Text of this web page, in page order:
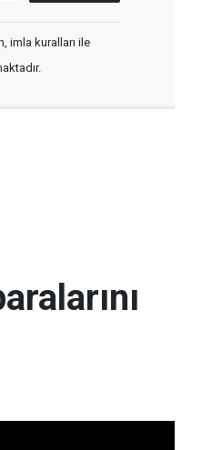
imla kuralları ile